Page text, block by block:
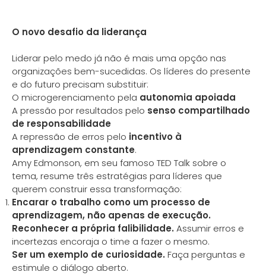
O novo desafio da liderança
Liderar pelo medo já não é mais uma opção nas
organizações bem-sucedidas. Os líderes do presente
e do futuro precisam substituir:
O microgerenciamento pela autonomia apoiada
A pressão por resultados pelo senso compartilhado
de responsabilidade
A repressão de erros pelo incentivo à
aprendizagem constante.
Amy Edmonson, em seu famoso TED Talk sobre o
tema, resume três estratégias para líderes que
querem construir essa transformação:
Encarar o trabalho como um processo de
aprendizagem, não apenas de execução.
Reconhecer a própria falibilidade. Assumir erros e
incertezas encoraja o time a fazer o mesmo.
Ser um exemplo de curiosidade. Faça perguntas e
estimule o diálogo aberto.